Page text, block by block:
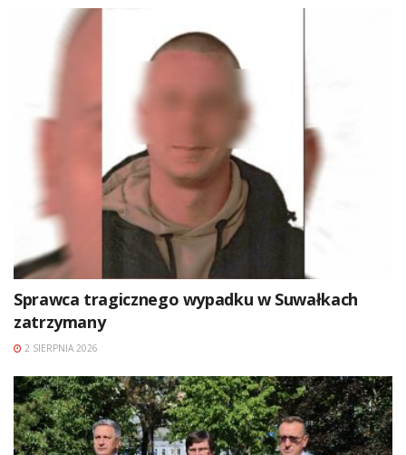
Sprawca tragicznego wypadku w Suwałkach
zatrzymany
2 SIERPNIA 2026